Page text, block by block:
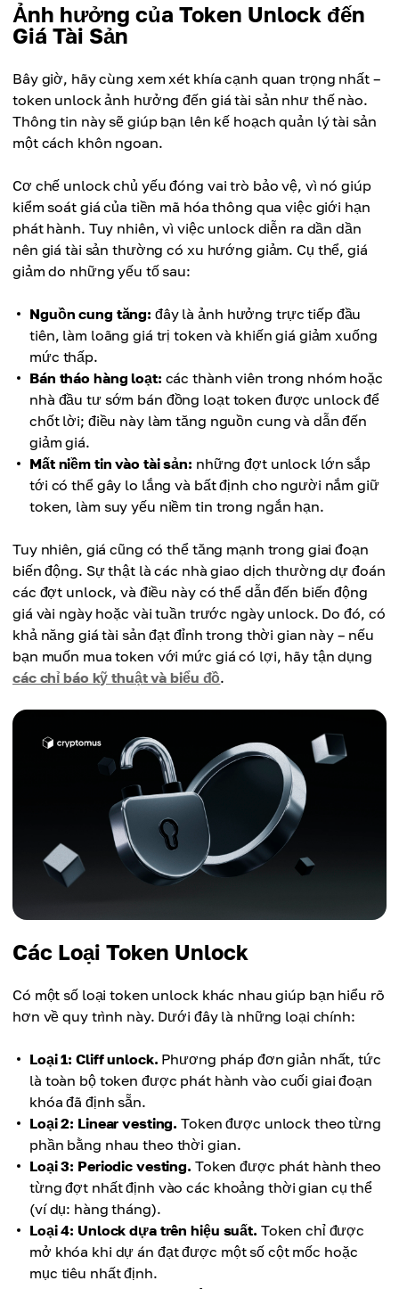
Ảnh hưởng của Token Unlock đến
Giá Tài Sản
Bây giờ, hãy cùng xem xét khía cạnh quan trọng nhất –
token unlock ảnh hưởng đến giá tài sản như thế nào.
Thông tin này sẽ giúp bạn lên kế hoạch quản lý tài sản
một cách khôn ngoan.
Cơ chế unlock chủ yếu đóng vai trò bảo vệ, vì nó giúp
kiểm soát giá của tiền mã hóa thông qua việc giới hạn
phát hành. Tuy nhiên, vì việc unlock diễn ra dần dần
nên giá tài sản thường có xu hướng giảm. Cụ thể, giá
giảm do những yếu tố sau:
Nguồn cung tăng: đây là ảnh hưởng trực tiếp đầu
tiên, làm loãng giá trị token và khiến giá giảm xuống
mức thấp.
Bán tháo hàng loạt: các thành viên trong nhóm hoặc
nhà đầu tư sớm bán đồng loạt token được unlock để
chốt lời; điều này làm tăng nguồn cung và dẫn đến
giảm giá.
Mất niềm tin vào tài sản: những đợt unlock lớn sắp
tới có thể gây lo lắng và bất định cho người nắm giữ
token, làm suy yếu niềm tin trong ngắn hạn.
Tuy nhiên, giá cũng có thể tăng mạnh trong giai đoạn
biến động. Sự thật là các nhà giao dịch thường dự đoán
các đợt unlock, và điều này có thể dẫn đến biến động
giá vài ngày hoặc vài tuần trước ngày unlock. Do đó, có
khả năng giá tài sản đạt đỉnh trong thời gian này – nếu
bạn muốn mua token với mức giá có lợi, hãy tận dụng
các chỉ báo kỹ thuật và biểu đồ.
Các Loại Token Unlock
Có một số loại token unlock khác nhau giúp bạn hiểu rõ
hơn về quy trình này. Dưới đây là những loại chính:
Loại 1: Cliff unlock. Phương pháp đơn giản nhất, tức
là toàn bộ token được phát hành vào cuối giai đoạn
khóa đã định sẵn.
Loại 2: Linear vesting. Token được unlock theo từng
phần bằng nhau theo thời gian.
Loại 3: Periodic vesting. Token được phát hành theo
từng đợt nhất định vào các khoảng thời gian cụ thể
(ví dụ: hàng tháng).
Loại 4: Unlock dựa trên hiệu suất. Token chỉ được
mở khóa khi dự án đạt được một số cột mốc hoặc
mục tiêu nhất định.